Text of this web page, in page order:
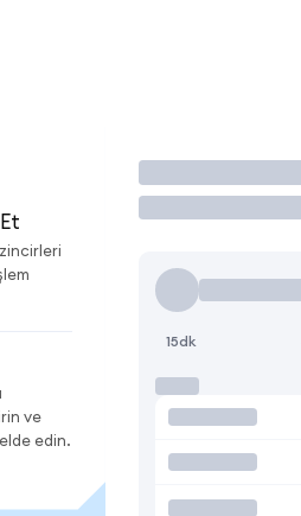
ve
edin.
İşlem Yap
15dk